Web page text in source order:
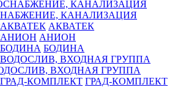
КАНАЛИЗАЦИЯ
АКВАТЕК
АНИОН
БОДИНА
ВХОДНАЯ ГРУППА
ГРАД-КОМПЛЕКТ